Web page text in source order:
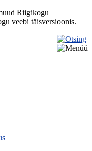
Riigikogu
veebi täisversioonis.